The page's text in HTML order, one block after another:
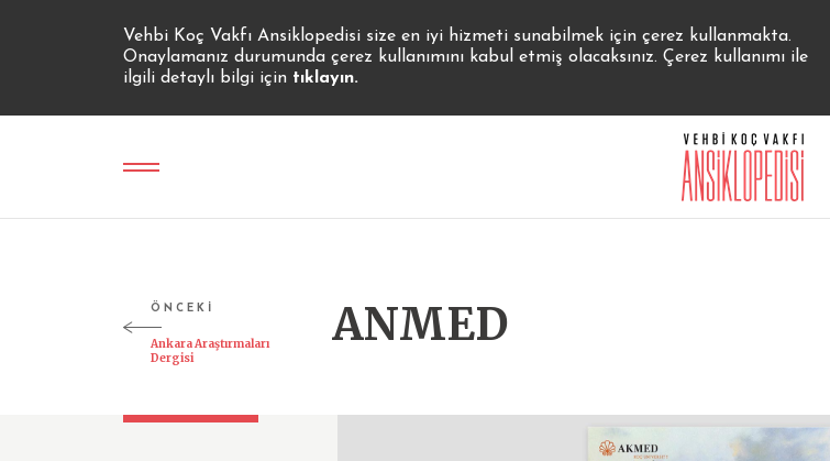
Vehbi Koç Vakfı Ansiklopedisi size en iyi hizmeti sunabilmek için çerez kullanmakta.
Onaylamanız durumunda çerez kullanımını kabul etmiş olacaksınız. Çerez kullanımı ile
ilgili detaylı bilgi için tıklayın.
ÖNCEKİ
Ankara Araştırmaları
Dergisi
ANMED